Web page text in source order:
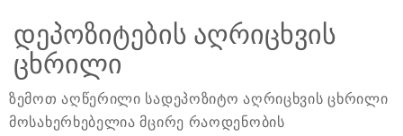
დეპოზიტების აღრიცხვის
ცხრილი
ზემოთ აღწერილი სადეპოზიტო აღრიცხვის ცხრილი
მოსახერხებელია მცირე რაოდენობის